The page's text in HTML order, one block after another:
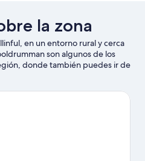
la zona
en un entorno rural y cerca
son algunos de los
donde también puedes ir de
y OConnell Street.
de disfrutar del agua